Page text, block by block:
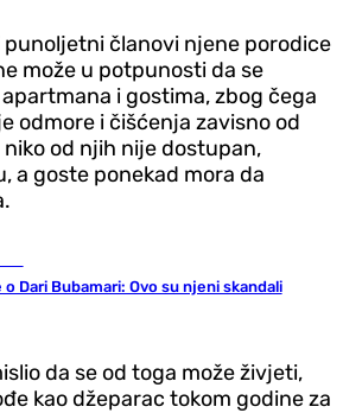
punoljetni članovi njene porodice
može u potpunosti da se
i gostima, zbog čega
odmore i čišćenja zavisno od
od njih nije dostupan,
a goste ponekad mora da
o Dari Bubamari: Ovo su njeni skandali
da se od toga može živjeti,
kao džeparac tokom godine za